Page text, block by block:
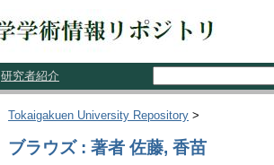
研究者紹介
Tokaigakuen University Repository >
ブラウズ : 著者 佐藤, 香苗